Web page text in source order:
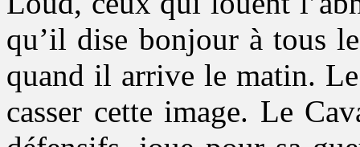
qu’il dise bonjour à tous
quand il arrive le matin.
casser cette image. Le